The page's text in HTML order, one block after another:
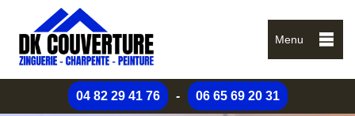
Menu
04 82 29 41 76 - 06 65 69 20 31